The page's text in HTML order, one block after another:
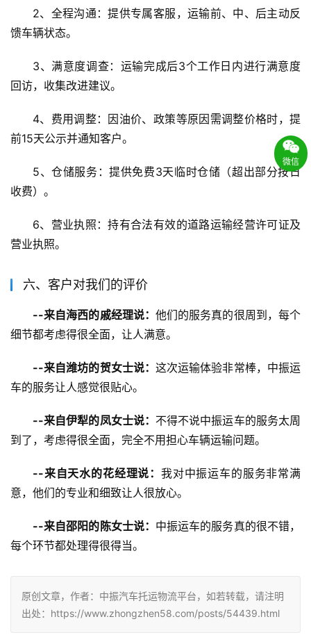
2、全程沟通：提供专属客服，运输前、中、后主动反
馈车辆状态。
3、满意度调查：运输完成后3个工作日内进行满意度
回访，收集改进建议。
4、费用调整：因油价、政策等原因需调整价格时，提
前15天公示并通知客户。
5、仓储服务：提供免费3天临时仓储（超出部分按日
收费）。
6、营业执照：持有合法有效的道路运输经营许可证及
营业执照。
六、客户对我们的评价
--来自海西的戚经理说： 他们的服务真的很周到，每个
细节都考虑得很全面，让人满意。
--来自潍坊的贺女士说： 这次运输体验非常棒，中振运
车的服务让人感觉很贴心。
--来自伊犁的凤女士说： 不得不说中振运车的服务太周
到了，考虑得很全面，完全不用担心车辆运输问题。
--来自天水的花经理说： 我对中振运车的服务非常满
意，他们的专业和细致让人很放心。
--来自邵阳的陈女士说： 中振运车的服务真的很不错，
每个环节都处理得很得当。
原创文章，作者：中振汽车托运物流平台，如若转载，请注明
出处：https://www.zhongzhen58.com/posts/54439.html
微信